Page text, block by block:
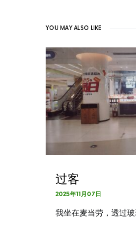
YOU MAY ALSO LIKE
过客
2025年11月07日
我坐在麦当劳，透过